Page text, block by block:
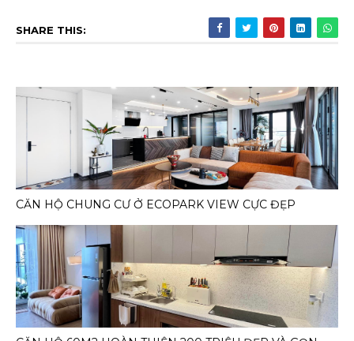
SHARE THIS:
CĂN HỘ CHUNG CƯ Ở ECOPARK VIEW CỰC ĐẸP